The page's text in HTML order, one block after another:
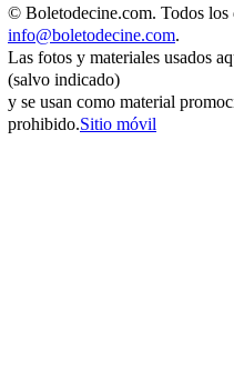
© Boletodecine.com. Todos los
info@boletodecine.com.
Las fotos y materiales usados
(salvo indicado)
y se usan como material
prohibido.Sitio móvil